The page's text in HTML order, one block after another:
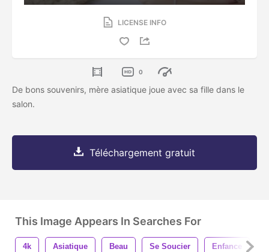
LICENSE INFO
0
De bons souvenirs, mère asiatique joue avec sa fille dans le
salon.
Téléchargement gratuit
This Image Appears In Searches For
4k Asiatique Beau Se Soucier Enfance